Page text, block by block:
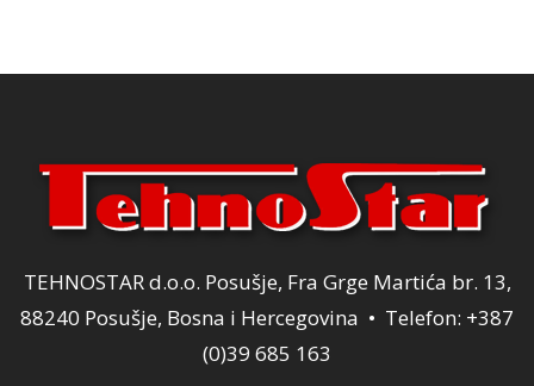
TEHNOSTAR d.o.o. Posušje, Fra Grge Martića br. 13,
88240 Posušje, Bosna i Hercegovina • Telefon: +387
(0)39 685 163